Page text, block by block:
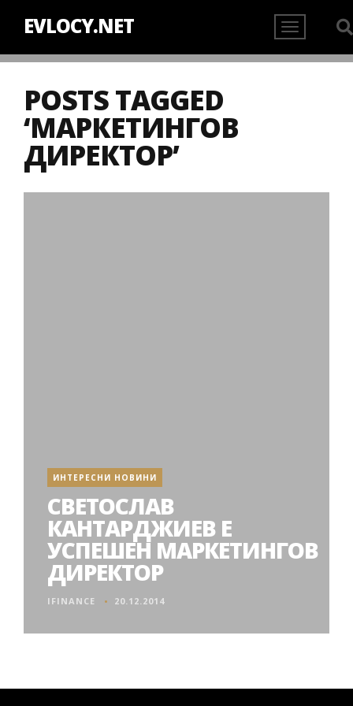
EVLOCY.NET
POSTS TAGGED
‘МАРКЕТИНГОВ
ДИРЕКТОР’
ИНТЕРЕСНИ НОВИНИ
СВЕТОСЛАВ
КАНТАРДЖИЕВ Е
УСПЕШЕН МАРКЕТИНГОВ
ДИРЕКТОР
IFINANCE 20.12.2014